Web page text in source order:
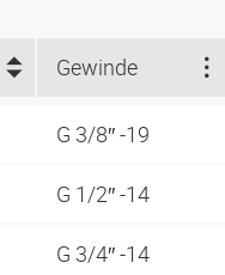
Gewinde
G 3/8″ -19
G 1/2″ -14
G 3/4″ -14